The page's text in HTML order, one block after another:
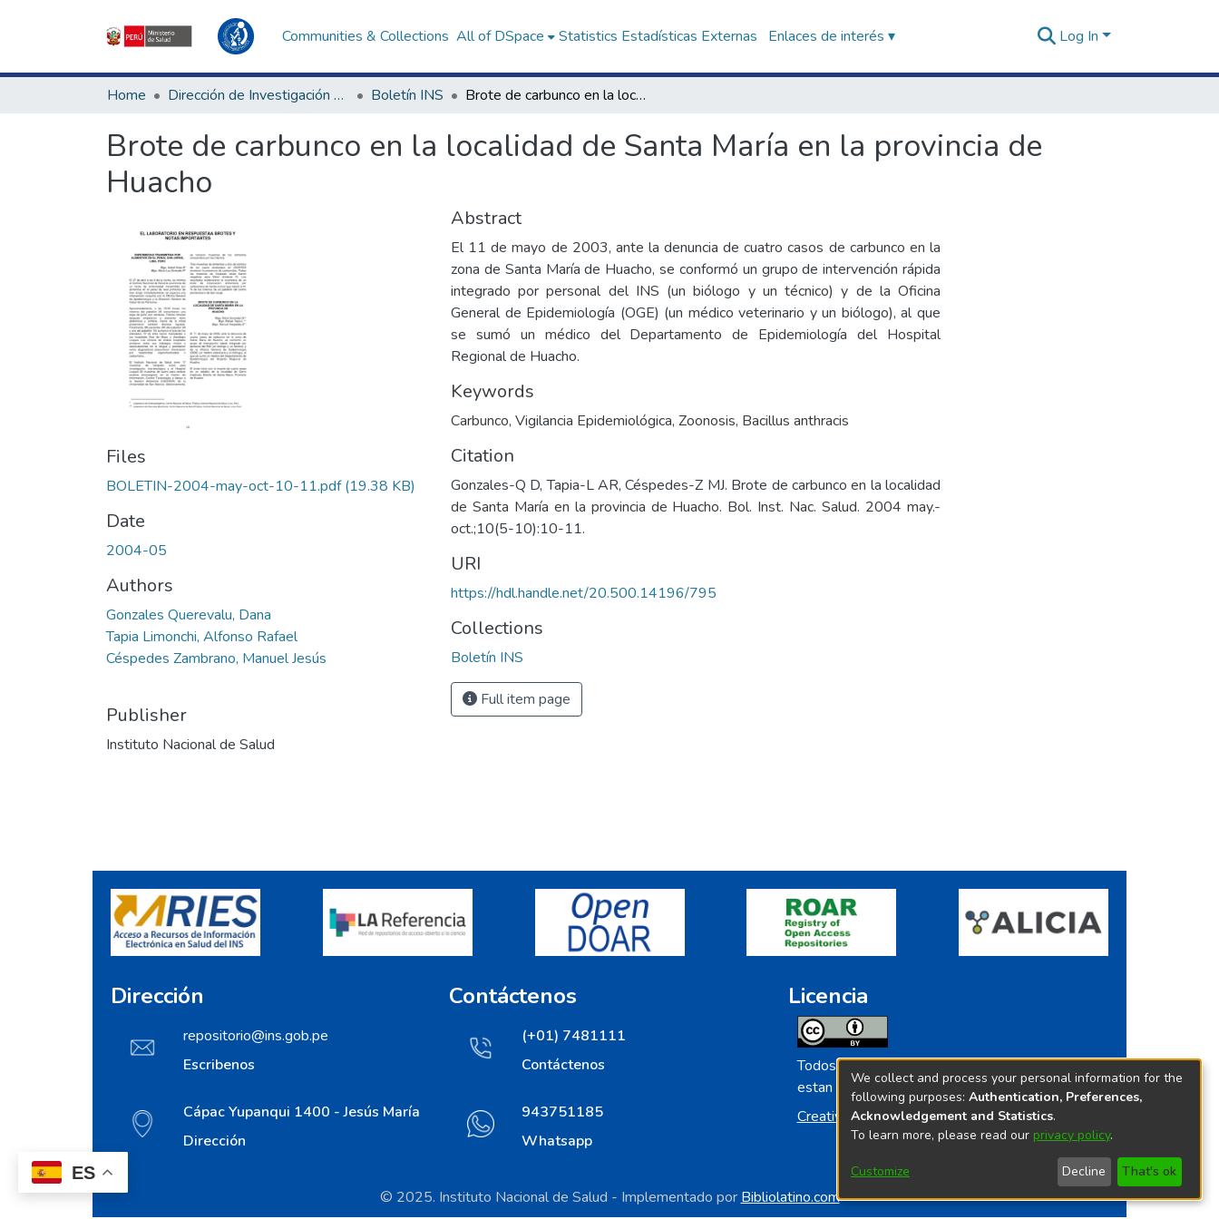
ES
Communities & Collections All of DSpace Statistics Estadísticas Externas Enlaces de interés ▾ Log In
Home Dirección de Investigación e Innovación en Salud Boletín INS Brote de carbunco en la localidad de Santa María en la provincia de Huacho
Brote de carbunco en la localidad de Santa María en la provincia de
Huacho
Files
BOLETIN-2004-may-oct-10-11.pdf(19.38 KB)
Date
2004-05
Authors
Gonzales Querevalu, Dana
Tapia Limonchi, Alfonso Rafael
Céspedes Zambrano, Manuel Jesús
Publisher
Instituto Nacional de Salud
Abstract
El 11 de mayo de 2003, ante la denuncia de cuatro casos de carbunco en la
zona de Santa María de Huacho, se conformó un grupo de intervención rápida
integrado por personal del INS (un biólogo y un técnico) y de la Oficina
General de Epidemiología (OGE) (un médico veterinario y un biólogo), al que
se sumó un médico del Departamento de Epidemiología del Hospital
Regional de Huacho.
Keywords
Carbunco, Vigilancia Epidemiológica, Zoonosis, Bacillus anthracis
Citation
Gonzales-Q D, Tapia-L AR, Céspedes-Z MJ. Brote de carbunco en la localidad
de Santa María en la provincia de Huacho. Bol. Inst. Nac. Salud. 2004 may.-
oct.;10(5-10):10-11.
URI
https://hdl.handle.net/20.500.14196/795
Collections
Boletín INS
Full item page
Dirección
repositorio@ins.gob.pe
Escribenos
Cápac Yupanqui 1400 - Jesús María
Dirección
Contáctenos
(+01) 7481111
Contáctenos
943751185
Whatsapp
Licencia
Todos los contenidos de repositorio.ins.gob.pe
estan licenciados bajo
Creative Commoms License
© 2025. Instituto Nacional de Salud - Implementado por Bibliolatino.com
We collect and process your personal information for the
following purposes: Authentication, Preferences,
Acknowledgement and Statistics.
To learn more, please read our privacy policy.
Customize Decline That's ok